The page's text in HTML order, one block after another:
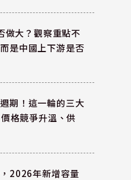
做大？觀察重點不
是中國上下游是否
期！這一輪的三大
格競爭升溫、供
2026年新增容量